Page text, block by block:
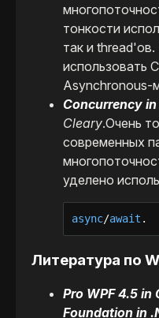
тонкости
так и
использовать
Asynchronous-
Concurrency
Cleary.Очень
современных
уделено
async/await .
Литература по
Pro WPF 4.5
Foundation in